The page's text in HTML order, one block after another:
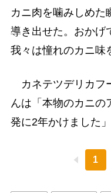
カニ肉を噛みしめた
導き出せた。おかげ
我々は憧れのカニ味
カネテツデリカフ
んは「本物のカニの
発に2年かけました
1